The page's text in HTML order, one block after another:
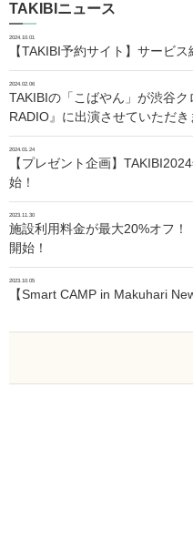
TAKIBIニュース
2024.10.01
【TAKIBI予約サイト】サービ
2024.02.06
TAKIBIの「こばやん」が渋谷
RADIO』に出演させていただき
2024.01.24
【プレゼント企画】
始！
2023.11.30
施設利用料金が最大20%オフ！
開始！
2023.10.05
【Smart CAMP in Makuhari